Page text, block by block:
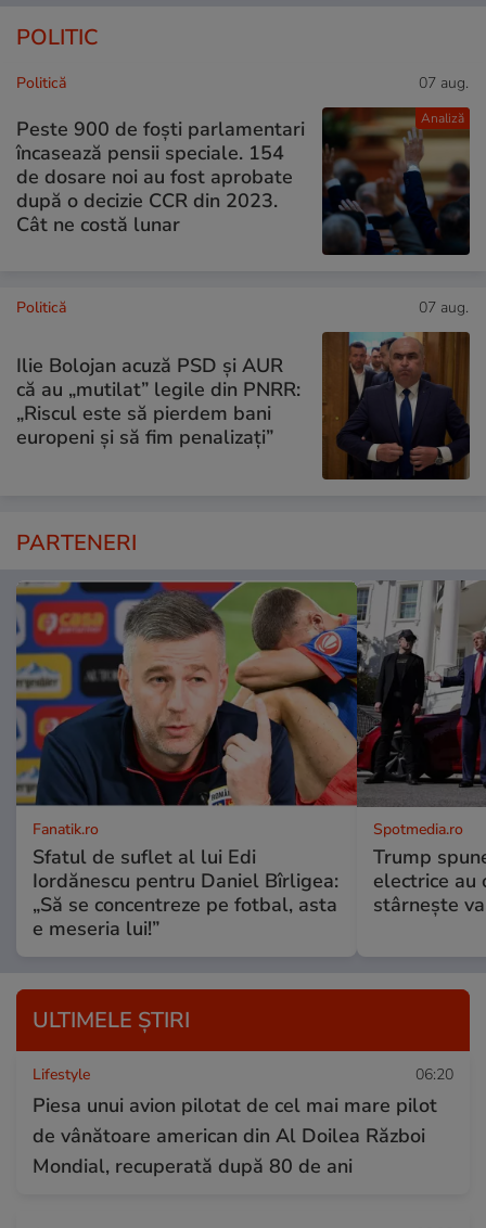
POLITIC
Analiză
Politică 07 aug.
Peste 900 de foști parlamentari
încasează pensii speciale. 154
de dosare noi au fost aprobate
după o decizie CCR din 2023.
Cât ne costă lunar
Politică 07 aug.
Ilie Bolojan acuză PSD și AUR
că au „mutilat” legile din PNRR:
„Riscul este să pierdem bani
europeni și să fim penalizați”
PARTENERI
Fanatik.ro
Sfatul de suflet al lui Edi
Iordănescu pentru Daniel Bîrligea:
„Să se concentreze pe fotbal, asta
e meseria lui!”
Spotmedia.ro
Trump
electrice au
stârnește
ULTIMELE ȘTIRI
Lifestyle 06:20
Piesa unui avion pilotat de cel mai mare pilot
de vânătoare american din Al Doilea Război
Mondial, recuperată după 80 de ani